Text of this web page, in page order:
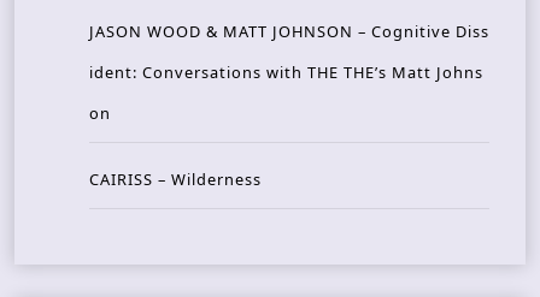
JASON WOOD & MATT JOHNSON – Cognitive Diss
ident: Conversations with THE THE’s Matt Johns
on
CAIRISS – Wilderness